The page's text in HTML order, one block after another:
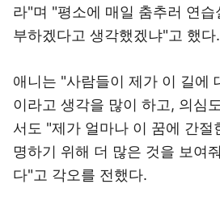
라"며 "평소에 매일 춤추러 연
부하겠다고 생각했겠냐"고 했다.
애니는 "사람들이 제가 이 길에
이라고 생각을 많이 하고, 의심
서도 "제가 얼마나 이 꿈에 간절
명하기 위해 더 많은 것을 보여
다"고 각오를 전했다.